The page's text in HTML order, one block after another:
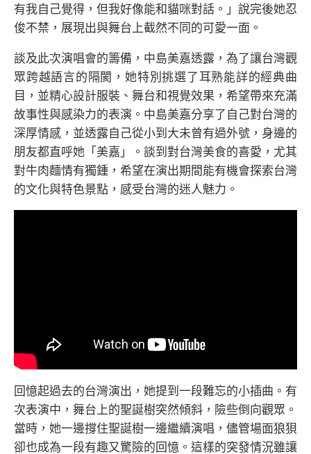
有我自己覺得，但我好像能和貓咪對話。」說完後她忍
俊不禁，展現出與舞台上截然不同的可愛一面。
談及此次演唱會的籌備，中島美嘉透露，為了讓台灣觀
眾跨越語言的隔閡，她特別挑選了耳熟能詳的經典曲
目，並精心設計服裝、舞台和視覺效果，希望帶來充滿
故事性與感染力的表演。中島美嘉分享了自己對台灣的
深厚情感，並透露自己從小到大未曾有過外號，身邊的
朋友都直呼她「美嘉」。談到對台灣美食的喜愛，尤其
對牛肉麵情有獨鍾，希望在演出期間能有機會探索台灣
的文化與特色景點，感受台灣的迷人魅力。
回憶起過去的台灣演出，她提到一段難忘的小插曲。有
次表演中，舞台上的聖誕樹突然傾斜，險些倒向觀眾。
當時，她一邊撐住聖誕樹一邊繼續演唱，儘管場面狼狽
卻也成為一段有趣又驚險的回憶。這樣的突發情況雖讓